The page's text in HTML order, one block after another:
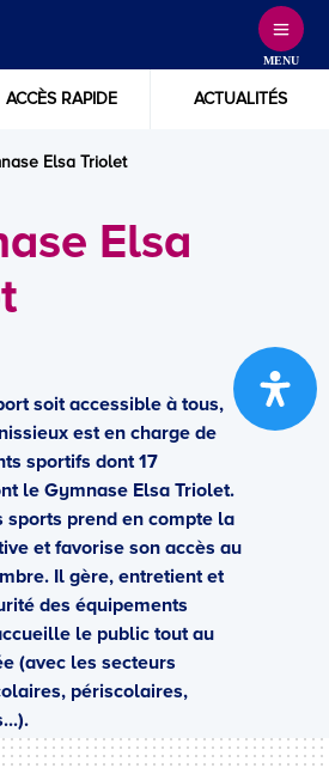
MENU
ACCÈS RAPIDE ACTUALITÉS
Elsa Triolet
Elsa
soit accessible à tous,
est en charge de
sportifs dont 17
le Gymnase Elsa Triolet.
sports prend en compte la
et favorise son accès au
Il gère, entretient et
des équipements
le public tout au
(avec les secteurs
périscolaires,